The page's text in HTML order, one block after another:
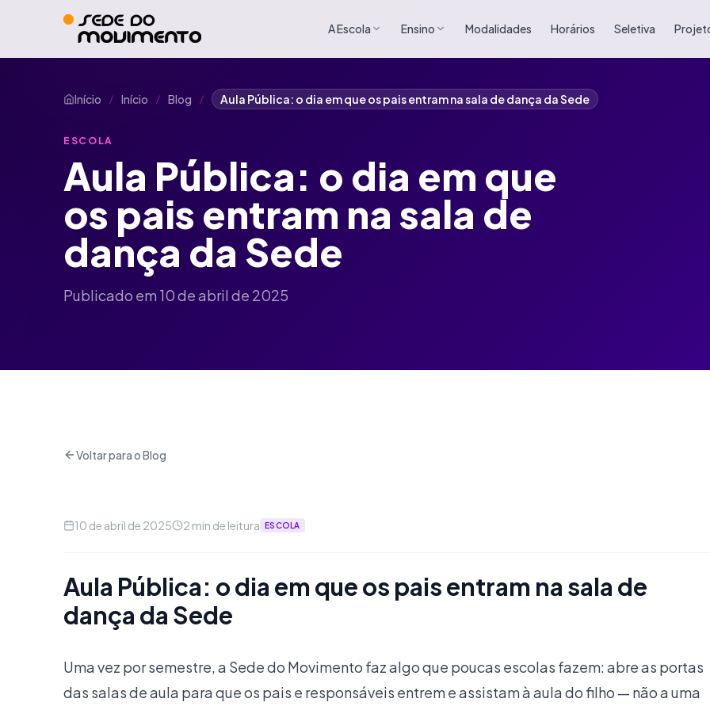
A Escola Ensino Modalidades Horários Seletiva
Início / Início / Blog / Aula Pública: o dia em que os pais entram na sala de dança da Sede
ESCOLA
Aula Pública: o dia em que
os pais entram na sala de
dança da Sede
Publicado em 10 de abril de 2025
Voltar para o Blog
10 de abril de 2025 2 min de leitura ESCOLA
Aula Pública: o dia em que os pais entram na sala de
dança da Sede
Uma vez por semestre, a Sede do Movimento faz algo que poucas escolas fazem: abre as portas
das salas de aula para que os pais e responsáveis entrem e assistam à aula do filho — não a uma